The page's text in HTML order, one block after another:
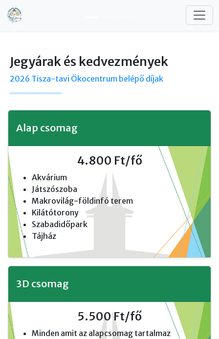
Ugrás a tartalomra
Jegyárak és kedvezmények
2026 Tisza-tavi Ökocentrum belépő díjak
Alap csomag
4.800 Ft/fő
Akvárium
Játszószoba
Makrovilág-földinfó terem
Kilátótorony
Szabadidőpark
Tájház
3D csomag
5.500 Ft/fő
Minden amit az alapcsomag tartalmaz